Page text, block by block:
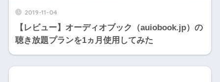
2019-11-04
【レビュー】オーディオブック（auiobook.jp）の
聴き放題プランを1ヵ月使用してみた